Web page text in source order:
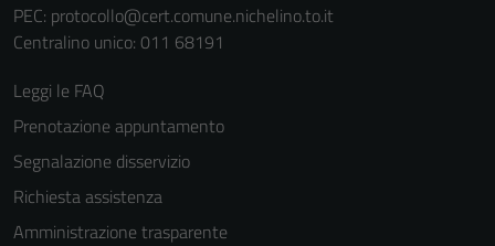
PEC: protocollo@cert.comune.nichelino.to.it
Centralino unico: 011 68191
Leggi le FAQ
Prenotazione appuntamento
Segnalazione disservizio
Richiesta assistenza
Amministrazione trasparente